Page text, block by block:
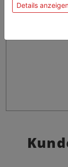
Details